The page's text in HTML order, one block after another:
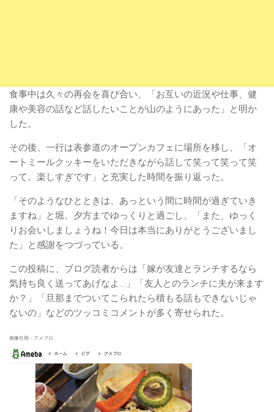
食事中は久々の再会を喜び合い、「お互いの近況や仕事、健
康や美容の話など話したいことが山のようにあった」と明か
した。
その後、一行は表参道のオープンカフェに場所を移し、「オ
ートミールクッキーをいただきながら話して笑って笑って笑
って。楽しすぎです」と充実した時間を振り返った。
「そのようなひとときは、あっという間に時間が過ぎていき
ますね」と堀。夕方までゆっくりと過ごし、「また、ゆっく
りお会いしましょうね！今日は本当にありがとうございまし
た」と感謝をつづっている。
この投稿に、ブログ読者からは「嫁が友達とランチするなら
気持ち良く送ってあげなよ…」「友人とのランチに夫が来ます
か？」「旦那までついてこられたら積もる話もできないじゃ
ないの」などのツッコミコメントが多く寄せられた。
画像引用：アメブロ